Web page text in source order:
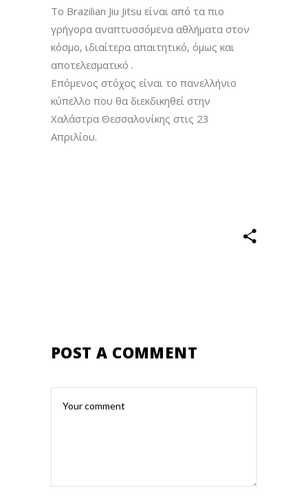
Το Brazilian Jiu Jitsu είναι από τα πιο
γρήγορα αναπτυσσόμενα αθλήματα στον
κόσμο, ιδιαίτερα απαιτητικό, όμως και
αποτελεσματικό .
Επόμενος στόχος είναι το πανελλήνιο
κύπελλο που θα διεκδικηθεί στην
Χαλάστρα Θεσσαλονίκης στις 23
Απριλίου.
POST A COMMENT